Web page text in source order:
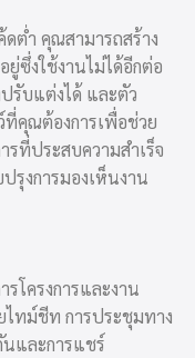
ต่ำ คุณสามารถสร้าง
ยู่ซึ่งใช้งานไม่ได้อีกต่อ
รับแต่งได้ และตัว
ที่คุณต้องการเพื่อช่วย
ที่ประสบความสำเร็จ
รุงการมองเห็นงาน
รโครงการและงาน
ไทม์ชีท การประชุมทาง
และการแชร์